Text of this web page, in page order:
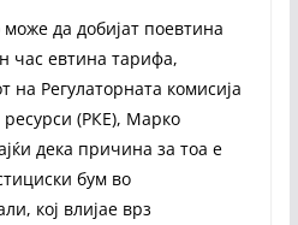
да добијат поевтина
час евтина тарифа,
на Регулаторната комисија
(РКЕ), Марко
дека причина за тоа е
бум во
кој влијае врз